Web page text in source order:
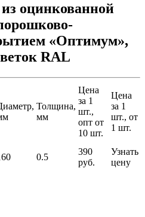
оцинкованной
«Оптимум»,
RAL
Толщина,
мм
Цена
за 1
шт.,
опт от
10 шт.
Цена
за 1
шт., от
1 шт.
0.5
390
руб.
Узнать
цену